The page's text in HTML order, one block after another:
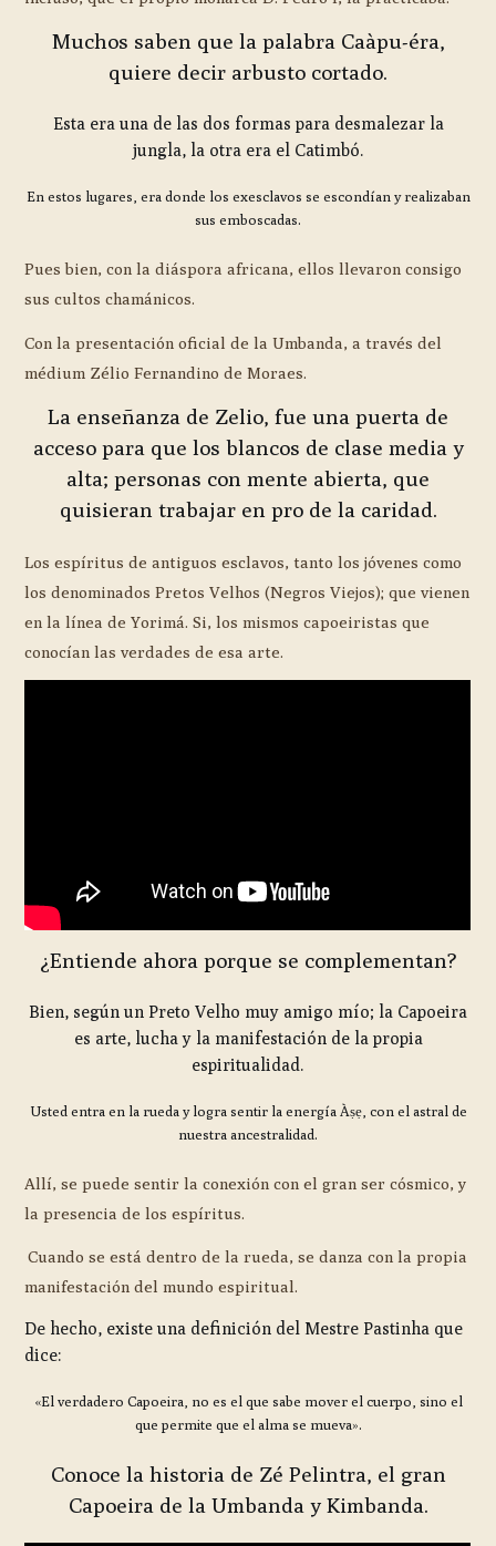
Muchos saben que la palabra Caàpu-éra,
quiere decir arbusto cortado.
Esta era una de las dos formas para desmalezar la
jungla, la otra era el Catimbó.
En estos lugares, era donde los exesclavos se escondían y realizaban
sus emboscadas.
Pues bien, con la diáspora africana, ellos llevaron consigo
sus cultos chamánicos.
Con la presentación oficial de la Umbanda, a través del
médium Zélio Fernandino de Moraes.
La enseñanza de Zelio, fue una puerta de
acceso para que los blancos de clase media y
alta; personas con mente abierta, que
quisieran trabajar en pro de la caridad.
Los espíritus de antiguos esclavos, tanto los jóvenes como
los denominados Pretos Velhos (Negros Viejos); que vienen
en la línea de Yorimá. Si, los mismos capoeiristas que
conocían las verdades de esa arte.
¿Entiende ahora porque se complementan?
Bien, según un Preto Velho muy amigo mío; la Capoeira
es arte, lucha y la manifestación de la propia
espiritualidad.
Usted entra en la rueda y logra sentir la energía Àṣẹ, con el astral de
nuestra ancestralidad.
Allí, se puede sentir la conexión con el gran ser cósmico, y
la presencia de los espíritus.
Cuando se está dentro de la rueda, se danza con la propia
manifestación del mundo espiritual.
De hecho, existe una definición del Mestre Pastinha que
dice:
«El verdadero Capoeira, no es el que sabe mover el cuerpo, sino el
que permite que el alma se mueva».
Conoce la historia de Zé Pelintra, el gran
Capoeira de la Umbanda y Kimbanda.